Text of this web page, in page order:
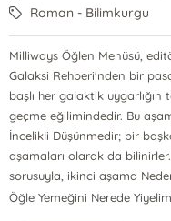
Roman - Bilimkurgu
Milliways Öğlen Menüsü,
Galaksi Rehberi'nden bir
başlı her galaktik
geçme eğilimindedir. Bu
İncelikli Düşünmedir; bir
aşamaları olarak da
sorusuyla, ikinci aşama
Öğle Yemeğini Nerede